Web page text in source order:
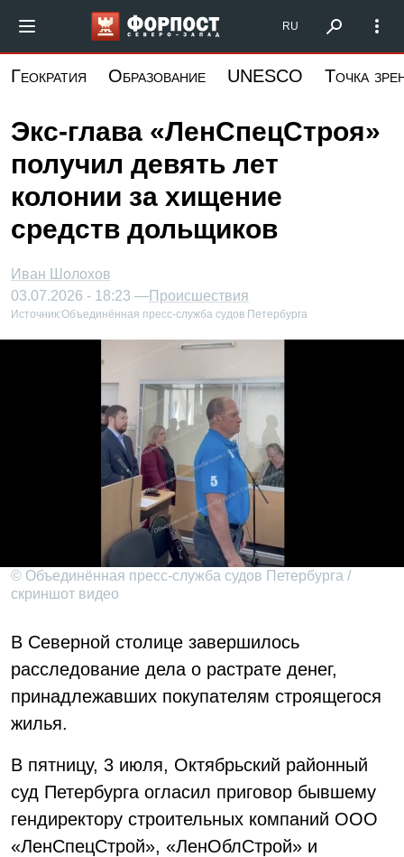
основному
Форпост Северо-Запад
RU
Геократия Образование UNESCO Точка
Экс-глава «ЛенСпецСтроя»
получил девять лет
колонии за хищение
средств дольщиков
Иван Шолохов
03.07.2026 - 18:23 —Происшествия
Источник:Объединённая пресс-служба судов Петербурга
© Объединённая пресс-служба судов Петербурга /
скриншот видео
В Северной столице завершилось
расследование дела о растрате денег,
принадлежавших покупателям строящегося
жилья.
В пятницу, 3 июля, Октябрьский районный
суд Петербурга огласил приговор бывшему
гендиректору строительных компаний ООО
«ЛенСпецСтрой», «ЛенОблСтрой» и